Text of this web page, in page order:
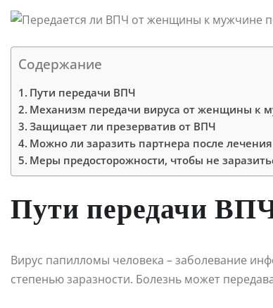
Содержание
Пути передачи ВПЧ
Механизм передачи вируса от женщины к
Защищает ли презерватив от ВПЧ
Можно ли заразить партнера после лечения
Меры предосторожности, чтобы не
Пути передачи
Вирус папилломы человека – заболевание
степенью заразности. Болезнь может